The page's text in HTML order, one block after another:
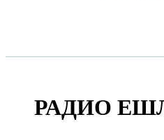
РАДИО